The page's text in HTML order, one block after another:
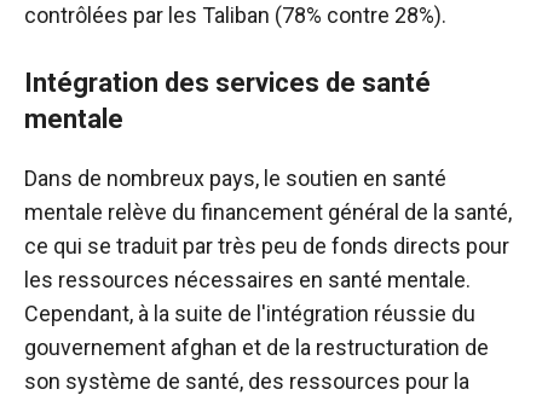
contrôlées par les Taliban (78% contre 28%).
Intégration des services de santé
mentale
Dans de nombreux pays, le soutien en santé
mentale relève du financement général de la santé,
ce qui se traduit par très peu de fonds directs pour
les ressources nécessaires en santé mentale.
Cependant, à la suite de l'intégration réussie du
gouvernement afghan et de la restructuration de
son système de santé, des ressources pour la